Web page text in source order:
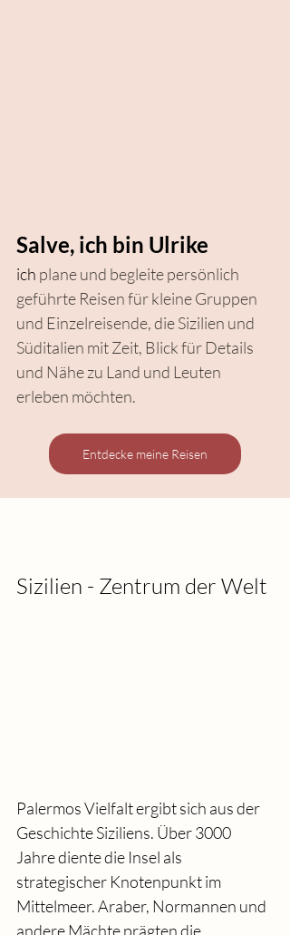
Salve, ich bin Ulrike
ich plane und begleite persönlich
geführte Reisen für kleine Gruppen
und Einzelreisende, die Sizilien und
Süditalien mit Zeit, Blick für Details
und Nähe zu Land und Leuten
erleben möchten.
Entdecke meine Reisen
Sizilien - Zentrum der Welt
Palermos Vielfalt ergibt sich aus der
Geschichte Siziliens. Über 3000
Jahre diente die Insel als
strategischer Knotenpunkt im
Mittelmeer. Araber, Normannen und
andere Mächte prägten die